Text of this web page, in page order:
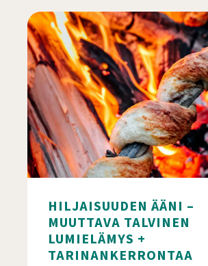
HILJAISUUDEN ÄÄNI –
MUUTTAVA TALVINEN
LUMIELÄMYS +
TARINANKERRONTAA